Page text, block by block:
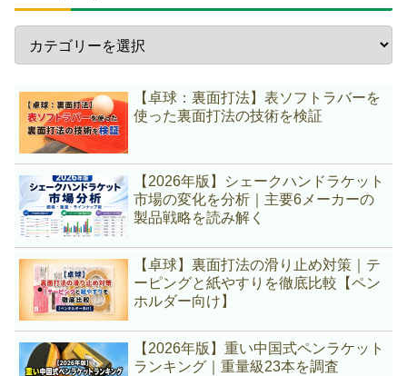
【卓球：裏面打法】表ソフトラバーを
使った裏面打法の技術を検証
【2026年版】シェークハンドラケット
市場の変化を分析｜主要6メーカーの
製品戦略を読み解く
【卓球】裏面打法の滑り止め対策｜テ
ーピングと紙やすりを徹底比較【ペン
ホルダー向け】
【2026年版】重い中国式ペンラケット
ランキング｜重量級23本を調査